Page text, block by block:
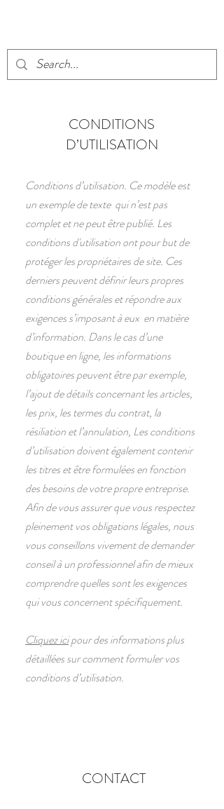
CONDITIONS
D’UTILISATION
Conditions d’utilisation. Ce modèle est
un exemple de texte qui n’est pas
complet et ne peut être publié. Les
conditions d'utilisation ont pour but de
protéger les propriétaires de site. Ces
derniers peuvent définir leurs propres
conditions générales et répondre aux
exigences s’imposant à eux en matière
d’information. Dans le cas d’une
boutique en ligne, les informations
obligatoires peuvent être par exemple,
l’ajout de détails concernant les articles,
les prix, les termes du contrat, la
résiliation et l’annulation, Les conditions
d’utilisation doivent également contenir
les titres et être formulées en fonction
des besoins de votre propre entreprise.
Afin de vous assurer que vous respectez
pleinement vos obligations légales, nous
vous conseillons vivement de demander
conseil à un professionnel afin de mieux
comprendre quelles sont les exigences
qui vous concernent spécifiquement.
Cliquez icipour des informations plus
détaillées sur comment formuler vos
conditions d’utilisation.
CONTACT